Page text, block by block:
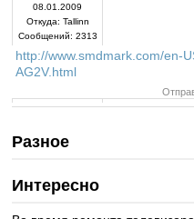
08.01.2009
Откуда: Tallinn
Сообщений: 2313
http://www.smdmark.com/en-
AG2V.html
Разное
Интересно